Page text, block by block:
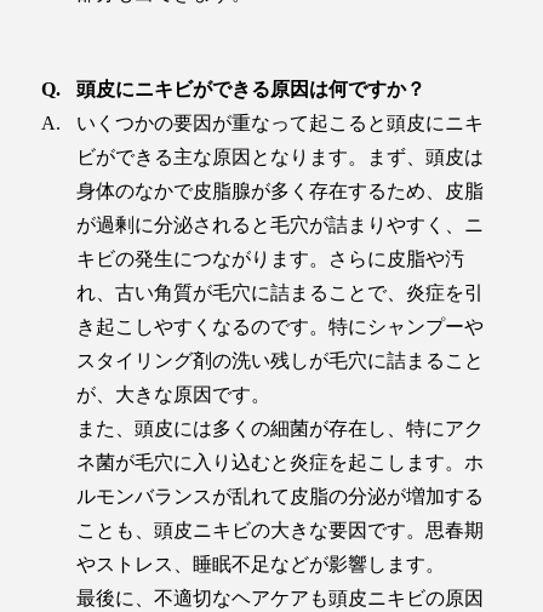
頭皮にニキビができる原因は何ですか？
いくつかの要因が重なって起こると頭皮にニキ
ビができる主な原因となります。まず、頭皮は
身体のなかで皮脂腺が多く存在するため、皮脂
が過剰に分泌されると毛穴が詰まりやすく、ニ
キビの発生につながります。さらに皮脂や汚
れ、古い角質が毛穴に詰まることで、炎症を引
き起こしやすくなるのです。特にシャンプーや
スタイリング剤の洗い残しが毛穴に詰まること
が、大きな原因です。
また、頭皮には多くの細菌が存在し、特にアク
ネ菌が毛穴に入り込むと炎症を起こします。ホ
ルモンバランスが乱れて皮脂の分泌が増加する
ことも、頭皮ニキビの大きな要因です。思春期
やストレス、睡眠不足などが影響します。
最後に、不適切なヘアケアも頭皮ニキビの原因